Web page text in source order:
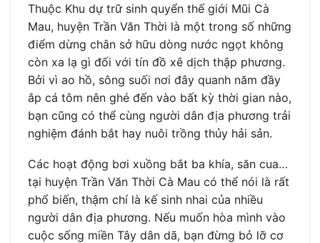
Thuộc Khu dự trữ sinh quyển thế giới Mũi Cà
Mau, huyện Trần Văn Thời là một trong số những
điểm dừng chân sở hữu dòng nước ngọt không
còn xa lạ gì đối với tín đồ xê dịch thập phương.
Bởi vì ao hồ, sông suối nơi đây quanh năm đầy
ắp cá tôm nên ghé đến vào bất kỳ thời gian nào,
bạn cũng có thể cùng người dân địa phương trải
nghiệm đánh bắt hay nuôi trồng thủy hải sản.
Các hoạt động bơi xuồng bắt ba khía, săn cua…
tại huyện Trần Văn Thời Cà Mau có thể nói là rất
phổ biến, thậm chí là kế sinh nhai của nhiều
người dân địa phương. Nếu muốn hòa mình vào
cuộc sống miền Tây dân dã, bạn đừng bỏ lỡ cơ